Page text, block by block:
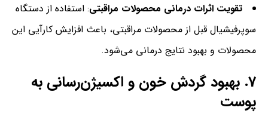
تقویت اثرات درمانی محصولات مراقبتی: استفاده از دستگاه
سوپرفیشیال قبل از محصولات مراقبتی، باعث افزایش کارآیی این
محصولات و بهبود نتایج درمانی می‌شود.
7. بهبود گردش خون و اکسیژن‌رسانی به
پوست